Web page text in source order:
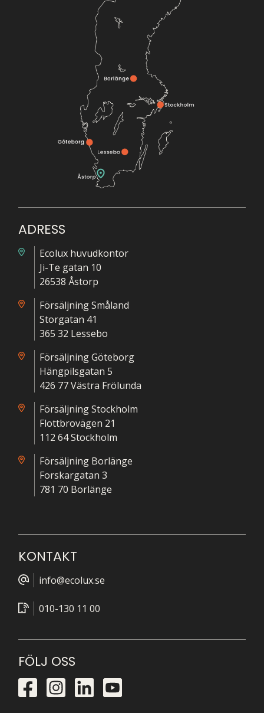
ADRESS
Ecolux huvudkontor
Ji-Te gatan 10
26538 Åstorp
Försäljning Småland
Storgatan 41
365 32 Lessebo
Försäljning Göteborg
Hängpilsgatan 5
426 77 Västra Frölunda
Försäljning Stockholm
Flottbrovägen 21
112 64 Stockholm
Försäljning Borlänge
Forskargatan 3
781 70 Borlänge
KONTAKT
info@ecolux.se
010-130 11 00
FÖLJ OSS